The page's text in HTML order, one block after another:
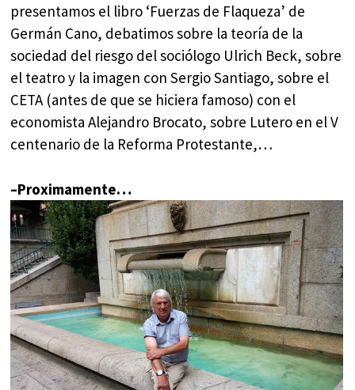
presentamos el libro ‘Fuerzas de Flaqueza’ de
Germán Cano, debatimos sobre la teoría de la
sociedad del riesgo del sociólogo Ulrich Beck, sobre
el teatro y la imagen con Sergio Santiago, sobre el
CETA (antes de que se hiciera famoso) con el
economista Alejandro Brocato, sobre Lutero en el V
centenario de la Reforma Protestante,…
–Proximamente…